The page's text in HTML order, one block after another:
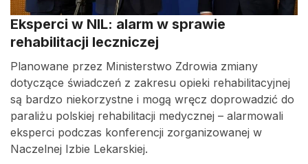
Eksperci w NIL: alarm w sprawie
rehabilitacji leczniczej
Planowane przez Ministerstwo Zdrowia zmiany
dotyczące świadczeń z zakresu opieki rehabilitacyjnej
są bardzo niekorzystne i mogą wręcz doprowadzić do
paraliżu polskiej rehabilitacji medycznej – alarmowali
eksperci podczas konferencji zorganizowanej w
Naczelnej Izbie Lekarskiej.